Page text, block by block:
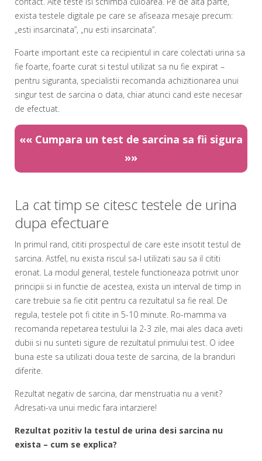
exista testele digitale pe care se afiseaza mesaje precum:
„esti insarcinata”, „nu esti insarcinata”.
Foarte important este ca recipientul in care colectati urina sa
fie foarte, foarte curat si testul utilizat sa nu fie expirat –
pentru siguranta, specialistii recomanda achizitionarea unui
singur test de sarcina o data, chiar atunci cand este necesar
de efectuat.
«« Cumpara un test de sarcina sa fii sigura
»»
La cat timp se citesc testele de urina
dupa efectuare
In primul rand, cititi prospectul de care este insotit testul de
sarcina. Astfel, nu exista riscul sa-l utilizati sau sa il cititi
eronat. La modul general, testele functioneaza potrivit unor
principii si in functie de acestea, exista un interval de timp in
care trebuie sa fie citit pentru ca rezultatul sa fie real. De
regula, testele pot fi citite in 5-10 minute. Ro-mamma va
recomanda repetarea testului la 2-3 zile, mai ales daca aveti
dubii si nu sunteti sigure de rezultatul primului test. O idee
buna este sa utilizati doua teste de sarcina, de la branduri
diferite.
Rezultat negativ de sarcina, dar menstruatia nu a venit?
Adresati-va unui medic fara intarziere!
Rezultat pozitiv la testul de urina desi sarcina nu
exista – cum se explica?